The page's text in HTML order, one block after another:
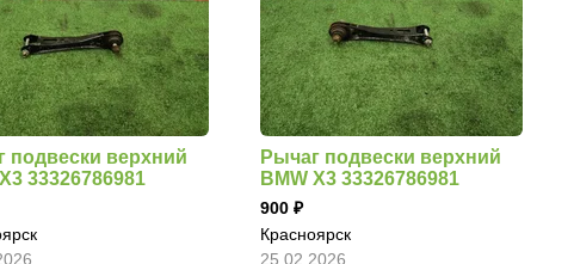
подвески верхний
33326786981
Рычаг подвески верхний
BMW X3 33326786981
900
Красноярск
25.02.2026